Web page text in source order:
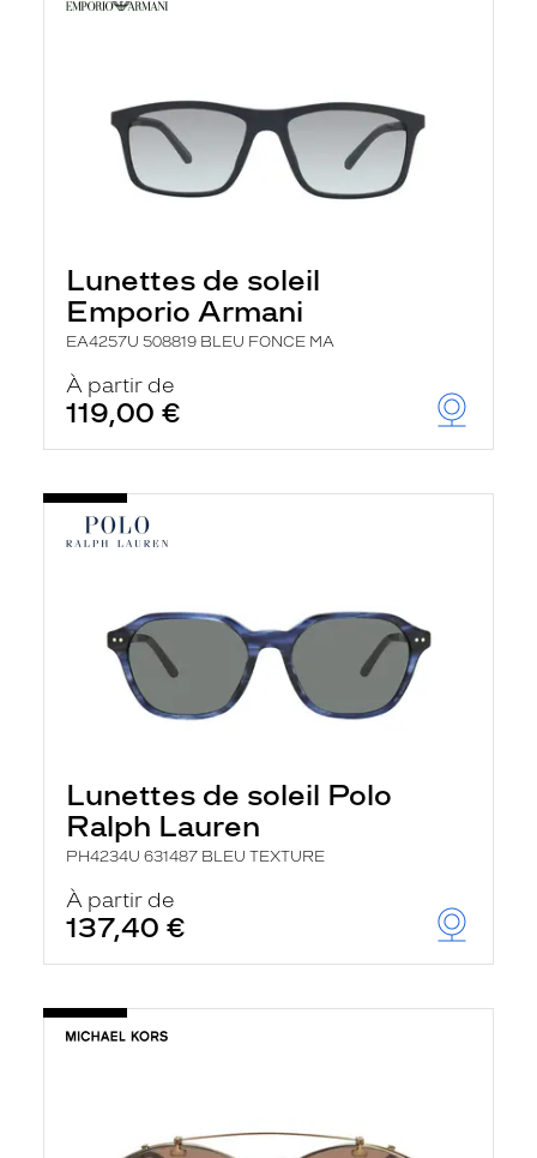
Lunettes de soleil
Emporio Armani
EA4257U 508819 BLEU FONCE MA
À partir de
119,00 €
Lunettes de soleil Polo
Ralph Lauren
PH4234U 631487 BLEU TEXTURE
À partir de
137,40 €